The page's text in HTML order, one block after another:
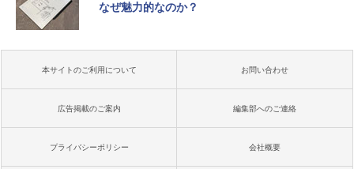
なぜ魅力的なのか？
本サイトのご利用について お問い合わせ
広告掲載のご案内 編集部へのご連絡
プライバシーポリシー 会社概要